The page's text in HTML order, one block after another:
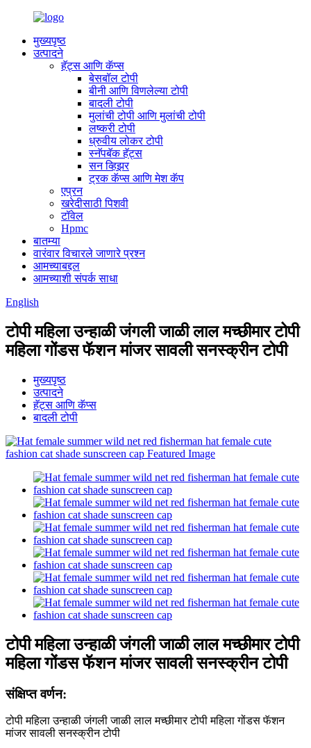
मुख्यपृष्ठ
उत्पादने
हॅट्स आणि कॅप्स
बेसबॉल टोपी
बीनी आणि विणलेल्या टोपी
बादली टोपी
मुलांची टोपी आणि मुलांची टोपी
लष्करी टोपी
ध्रुवीय लोकर टोपी
स्नॅपबॅक हॅट्स
सन व्हिझर
ट्रक कॅप्स आणि मेश कॅप
एप्रन
खरेदीसाठी पिशवी
टॉवेल
Hpmc
बातम्या
वारंवार विचारले जाणारे प्रश्न
आमच्याबद्दल
आमच्याशी संपर्क साधा
English
टोपी महिला उन्हाळी जंगली जाळी लाल मच्छीमार टोपी
महिला गोंडस फॅशन मांजर सावली सनस्क्रीन टोपी
मुख्यपृष्ठ
उत्पादने
हॅट्स आणि कॅप्स
बादली टोपी
टोपी महिला उन्हाळी जंगली जाळी लाल मच्छीमार टोपी
महिला गोंडस फॅशन मांजर सावली सनस्क्रीन टोपी
संक्षिप्त वर्णन:
टोपी महिला उन्हाळी जंगली जाळी लाल मच्छीमार टोपी महिला गोंडस फॅशन
मांजर सावली सनस्क्रीन टोपी